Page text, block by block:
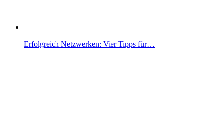
Erfolgreich Netzwerken: Vier Tipps für…